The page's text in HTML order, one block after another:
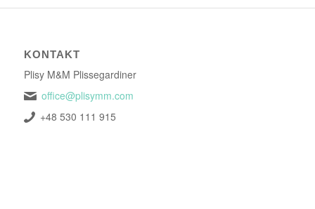
KONTAKT
Plisy M&M Plissegardiner
office@plisymm.com
+48 530 111 915